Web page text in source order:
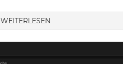
WEITERLESEN